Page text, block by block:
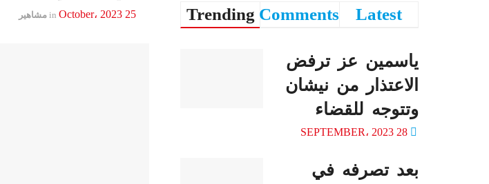
25 October، 2023 in مشاهير Trending Comments Latest
ياسمين عز ترفض
الاعتذار من نيشان
وتتوجه للقضاء
بعد تصرفه في